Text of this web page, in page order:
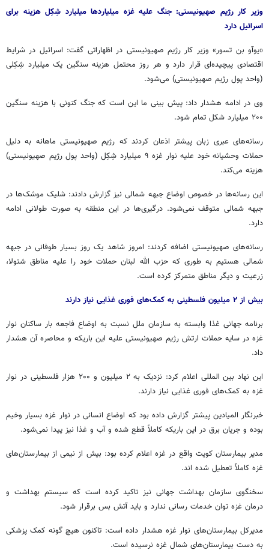
وزیر کار رژیم صهیونیستی: جنگ علیه غزه میلیاردها میلیارد شِکِل هزینه برای
اسرائیل دارد
«یوآوبن تسور» وزیر کار رژیم صهیونیستی در اظهاراتی گفت: اسرائیل در شرایط
اقتصادی پیچیده‌ای قرار دارد و هر روز محتمل هزینه سنگین یک میلیارد شِکِلی
(واحد پول رژیم صهیونیستی) می‌شود.
وی در ادامه هشدار داد: پیش بینی ما این است که جنگ کنونی با هزینه سنگین
۲۰۰ میلیارد شکل تمام شود.
رسانه‌های عبری زبانپیشتر اذعان کردند که رژیم صهیونیستی ماهانه به دلیل
حملات وحشیانه خود علیه نوار غزه ۹ میلیارد شِکِل (واحد پول رژیم صهیونیستی)
هزینه می‌کند.
این رسانه‌ها در خصوص اوضاع جبهه شمالی نیز گزارش دادند: شلیک موشک‌ها در
جبهه شمالی متوقف نمی‌شود. درگیری‌ها در این منطقه به صورت طولانی ادامه
دارد.
رسانه‌های صهیونیستی اضافه کردند: امروز شاهد یک روز بسیار طوفانی در جبهه
شمالی هستیم به طوری که حزب الله لبنان حملات خود را علیه مناطق شتولا،
زرعیت و دیگر مناطق متمرکز کرده است.
بیش از ۲ میلیون فلسطینی به کمک‌های فوری غذایی نیاز دارند
برنامه جهانی غذا وابسته به سازمان ملل نسبت به اوضاع فاجعه بار ساکنان نوار
غزه در سایه حملات ارتش رژیم صهیونیستی علیه این باریکه و محاصره آن هشدار
داد.
این نهاد بین المللی
اعلام کرد: نزدیک به ۲ میلیون و ۲۰۰ هزار فلسطینی در نوار
غزه به کمک‌های فوری غذایی نیاز دارند.
خبرنگار المیادینپیشتر گزارش داده بود که اوضاع انسانی در نوار غزه بسیار وخیم
بوده و جریان برق در این باریکه کاملاً قطع شده و آب و غذا نیز پیدا نمی‌شود.
مدیر بیمارستان کویت واقع در غزه اعلام کرده بود: بیش از نیمی از بیمارستان‌های
غزه کاملاً تعطیل شده اند.
سخنگوی سازمان بهداشت جهانی نیز تاکید کرده است که سیستم بهداشت و
درمان غزه توان خدمات رسانی ندارد و باید آتش بس برقرار شود.
مدیرکل بیمارستان‌های نوار غزه هشدار داده است: تاکنون هیچ گونه کمک پزشکی
به دست بیمارستان‌های شمال غزه نرسیده است.